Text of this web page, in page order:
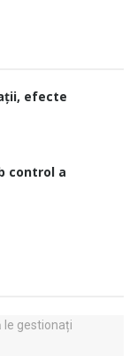
efecte
control a